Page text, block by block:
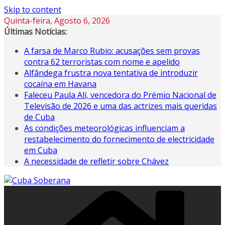
Skip to content
Quinta-feira, Agosto 6, 2026
Últimas Notícias:
A farsa de Marco Rubio: acusações sem provas
contra 62 terroristas com nome e apelido
Alfândega frustra nova tentativa de introduzir
cocaína em Havana
Faleceu Paula Alí, vencedora do Prémio Nacional de
Televisão de 2026 e uma das actrizes mais queridas
de Cuba
As condições meteorológicas influenciam a
restabelecimento do fornecimento de electricidade
em Cuba
A necessidade de refletir sobre Chávez